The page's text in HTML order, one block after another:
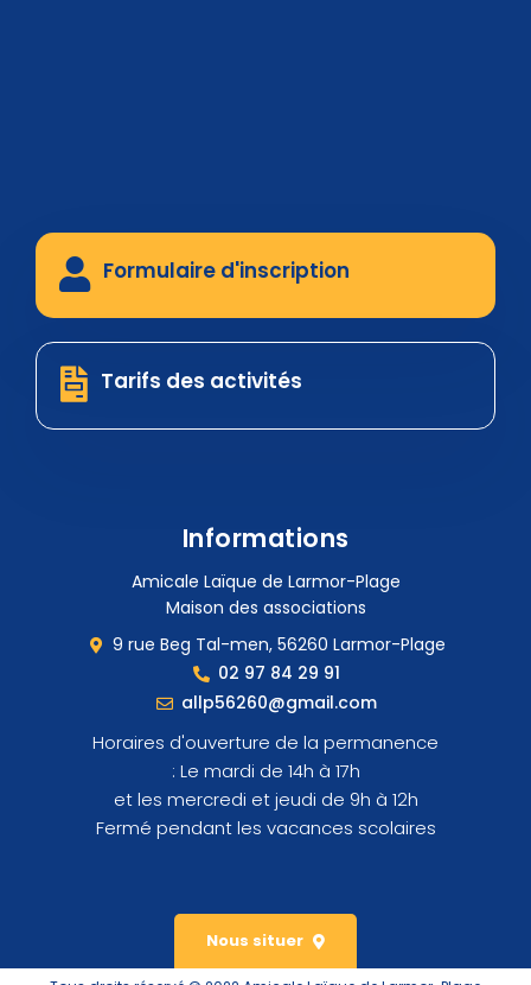
Formulaire d'inscription
Tarifs des activités
Informations
Amicale Laïque de Larmor-Plage
Maison des associations
9 rue Beg Tal-men, 56260 Larmor-Plage
02 97 84 29 91
allp56260@gmail.com
Horaires d'ouverture de la permanence
: Le mardi de 14h à 17h
et les mercredi et jeudi de 9h à 12h
Fermé pendant les vacances scolaires
Nous situer